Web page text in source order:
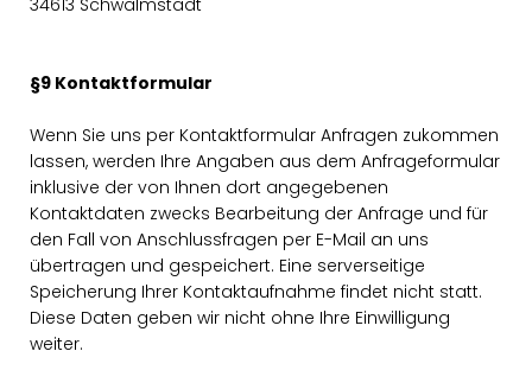
34613 Schwalmstadt
§9 Kontaktformular
Wenn Sie uns per Kontaktformular Anfragen zukommen
lassen, werden Ihre Angaben aus dem Anfrageformular
inklusive der von Ihnen dort angegebenen
Kontaktdaten zwecks Bearbeitung der Anfrage und für
den Fall von Anschlussfragen per E-Mail an uns
übertragen und gespeichert. Eine serverseitige
Speicherung Ihrer Kontaktaufnahme findet nicht statt.
Diese Daten geben wir nicht ohne Ihre Einwilligung
weiter.